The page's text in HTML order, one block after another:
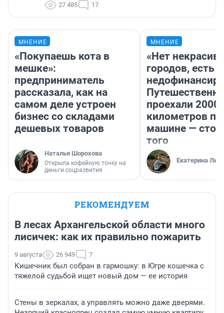
27 485 17
МНЕНИЕ
«Покупаешь кота в
мешке»:
предприниматель
рассказала, как на
самом деле устроен
бизнес со складами
дешевых товаров
Наталья Шорохова
Открыла кофейную точку на
деньги соцразвития
МНЕНИЕ
«Нет
городов, есть
проехали 2000
километров по
машине —
того
Екатерина
РЕКОМЕНДУЕМ
В лесах Архангельской области много
лисичек: как их правильно пожарить
9 августа 26 949 7
Кишечник был собран в гармошку: в Югре кошечка с
тяжелой судьбой ищет новый дом — ее история
Стены в зеркалах, а управлять можно даже дверями.